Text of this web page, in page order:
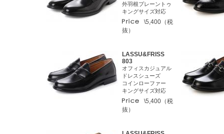
外羽根プレーントゥ
キングサイズ対応
\5,400（税
抜）
LASSU&FRISS
803
オフィスカジュアル
ドレスシューズ
コインローファー
キングサイズ対応
\5,400（税
抜）